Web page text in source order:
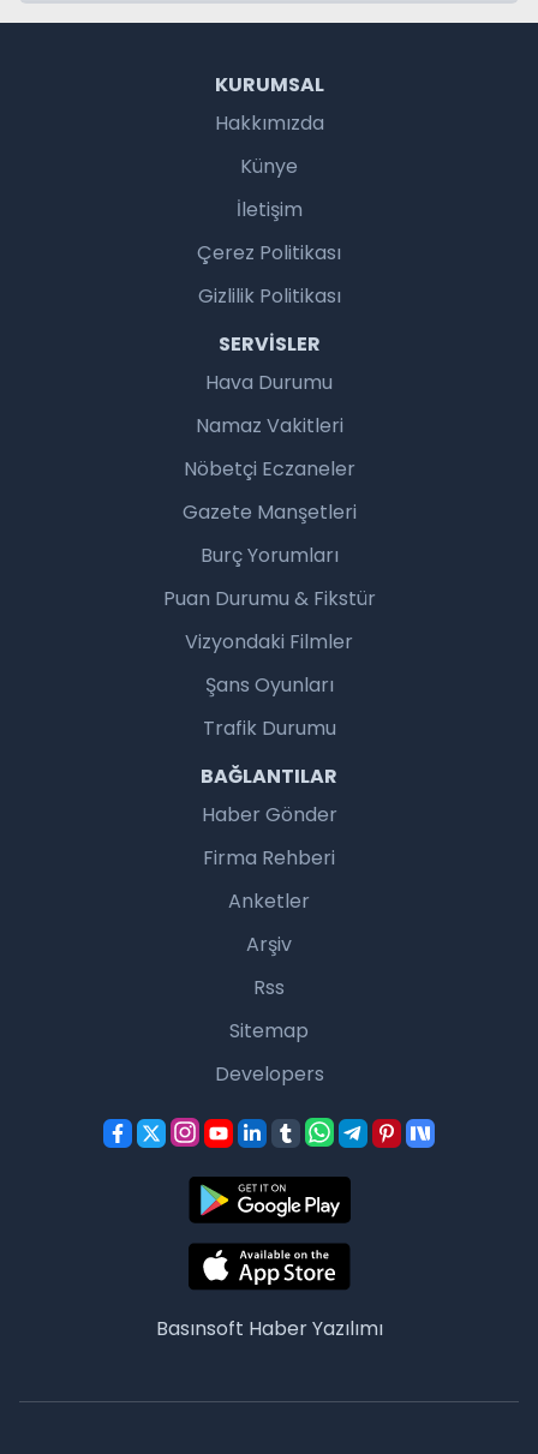
KURUMSAL
Hakkımızda
Künye
İletişim
Çerez Politikası
Gizlilik Politikası
SERVISLER
Hava Durumu
Namaz Vakitleri
Nöbetçi Eczaneler
Gazete Manşetleri
Burç Yorumları
Puan Durumu & Fikstür
Vizyondaki Filmler
Şans Oyunları
Trafik Durumu
BAĞLANTILAR
Haber Gönder
Firma Rehberi
Anketler
Arşiv
Rss
Sitemap
Developers
Basınsoft Haber Yazılımı